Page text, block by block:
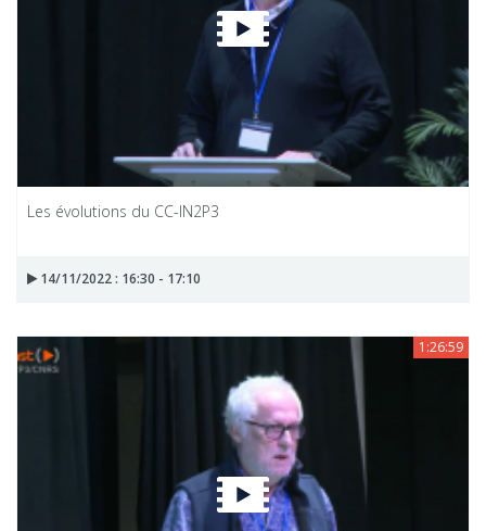
Les évolutions du CC-IN2P3
14/11/2022 : 16:30 - 17:10
1:26:59